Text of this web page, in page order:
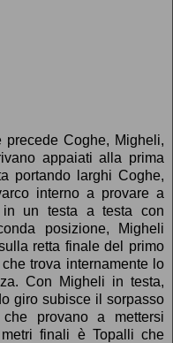
Coghe, Migheli,
appaiati alla prima
portando larghi Coghe,
interno a provare a
in un testa a testa con
posizione, Migheli
retta finale del primo
trova internamente lo
Con Migheli in testa,
giro subisce il sorpasso
provano a mettersi
finali è Topalli che